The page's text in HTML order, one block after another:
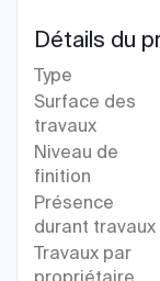
Détails du
Type
Surface des
travaux
Niveau de
finition
Présence
durant travaux
Travaux par